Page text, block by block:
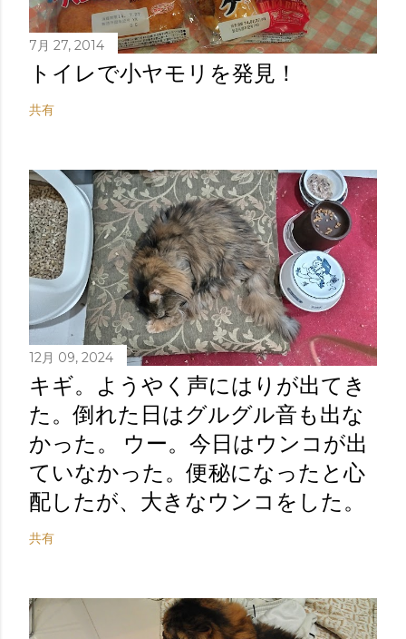
7月 27, 2014
トイレで小ヤモリを発見！
共有
12月 09, 2024
キギ。ようやく声にはりが出てき
た。倒れた日はグルグル音も出な
かった。 ウー。今日はウンコが出
ていなかった。便秘になったと心
配したが、大きなウンコをした。
共有